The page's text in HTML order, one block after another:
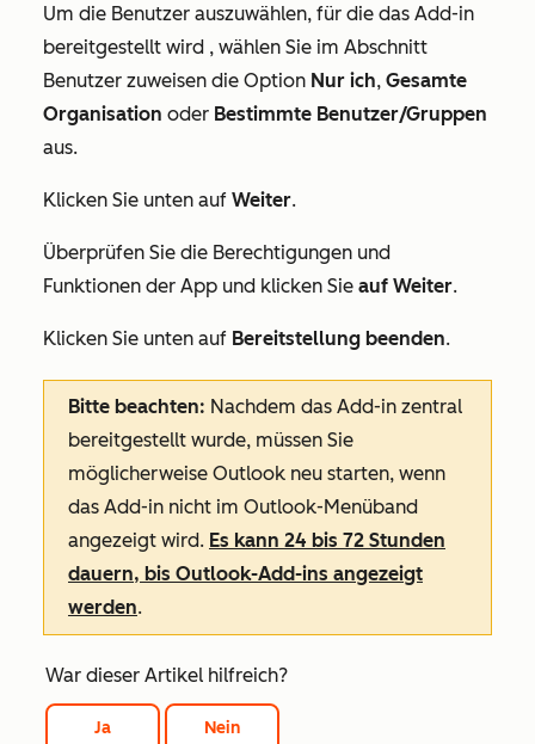
Um die Benutzer auszuwählen, für die das Add-in
bereitgestellt wird , wählen Sie im Abschnitt
Benutzer zuweisen die Option Nur ich, Gesamte
Organisation oder Bestimmte Benutzer/Gruppen
aus.
Klicken Sie unten auf Weiter.
Überprüfen Sie die Berechtigungen und
Funktionen der App und klicken Sie auf Weiter.
Klicken Sie unten auf Bereitstellung beenden.
Bitte beachten: Nachdem das Add-in zentral
bereitgestellt wurde, müssen Sie
möglicherweise Outlook neu starten, wenn
das Add-in nicht im Outlook-Menüband
angezeigt wird. Es kann 24 bis 72 Stunden
dauern, bis Outlook-Add-ins angezeigt
werden.
War dieser Artikel hilfreich?
Ja Nein